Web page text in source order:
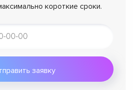
короткие сроки.